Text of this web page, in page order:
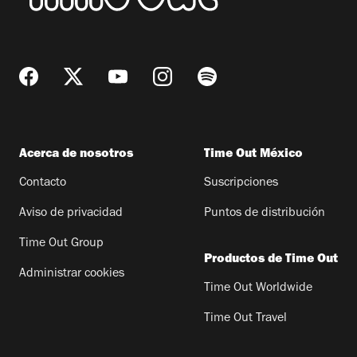
Acerca de nosotros
Contacto
Aviso de privacidad
Time Out Group
Administrar cookies
Time Out México
Suscripciones
Puntos de distribución
Productos de Time Out
Time Out Worldwide
Time Out Travel